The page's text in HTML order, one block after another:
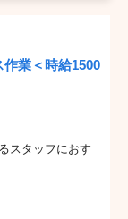
業＜時給1500
スタッフにおす